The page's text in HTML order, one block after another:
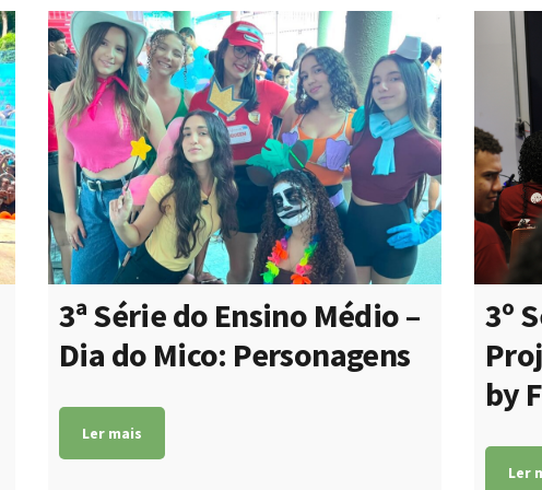
3ª Série do Ensino Médio –
Dia do Mico: Personagens
Ler mais
3º
by
Ler